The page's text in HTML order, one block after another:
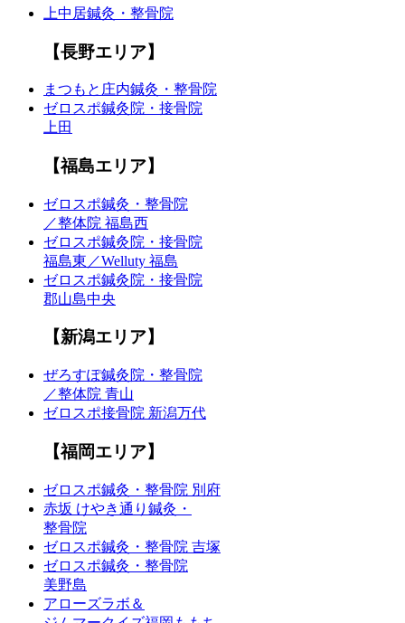
上中居鍼灸・整骨院
【長野エリア】
まつもと庄内鍼灸・整骨院
ゼロスポ鍼灸院・接骨院
上田
【福島エリア】
ゼロスポ鍼灸・整骨院
／整体院 福島西
ゼロスポ鍼灸院・接骨院
福島東／Welluty 福島
ゼロスポ鍼灸院・接骨院
郡山島中央
【新潟エリア】
ぜろすぽ鍼灸院・整骨院
／整体院 青山
ゼロスポ接骨院 新潟万代
【福岡エリア】
ゼロスポ鍼灸・整骨院 別府
赤坂 けやき通り鍼灸・
整骨院
ゼロスポ鍼灸・整骨院 吉塚
ゼロスポ鍼灸・整骨院
美野島
アローズラボ＆